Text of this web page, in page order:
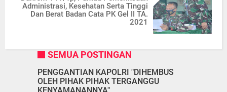
Administrasi, Kesehatan Serta Tinggi
Dan Berat Badan Cata PK Gel II TA.
2021
SEMUA POSTINGAN
PENGGANTIAN KAPOLRI "DIHEMBUS
OLEH PIHAK PIHAK TERGANGGU